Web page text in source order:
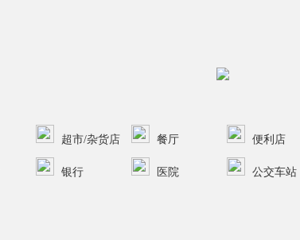
超市/杂货店 餐厅 便利店
银行 医院 公交车站